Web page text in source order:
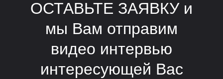
ОСТАВЬТЕ ЗАЯВКУ и
мы Вам отправим
видео интервью
интересующей Вас